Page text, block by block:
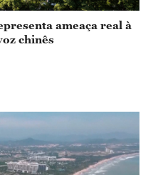
ameaça real à
chinês